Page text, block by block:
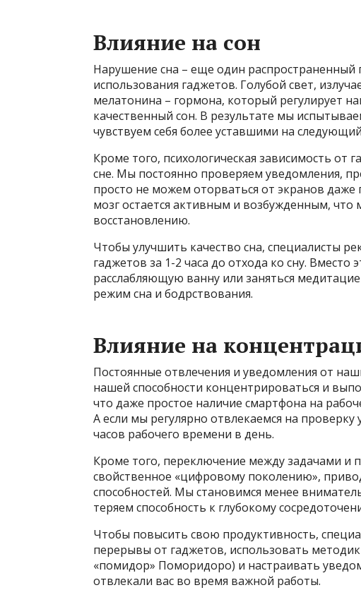
Влияние на сон
Нарушение сна – еще один
использования гаджетов. Голубой свет,
мелатонина – гормона, который регулирует
качественный сон. В результате мы
чувствуем себя более уставшими на
Кроме того, психологическая зависимость от
сне. Мы постоянно проверяем уведомления,
просто не можем оторваться от экранов
мозг остается активным и возбужденным,
восстановлению.
Чтобы улучшить качество сна, специалисты
гаджетов за 1-2 часа до отхода ко сну.
расслабляющую ванну или заняться
режим сна и бодрствования.
Влияние на
Постоянные отвлечения и уведомления от
нашей способности концентрироваться и
что даже простое наличие смартфона на
А если мы регулярно отвлекаемся на
часов рабочего времени в день.
Кроме того, переключение между задачами и
свойственное «цифровому поколению»,
способностей. Мы становимся менее
теряем способность к глубокому
Чтобы повысить свою продуктивность,
перерывы от гаджетов, использовать
«помидор» Поморидоро) и настраивать
отвлекали вас во время важной работы.